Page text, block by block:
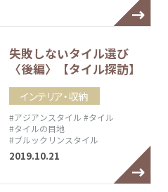
失敗しないタイル選び
〈後編〉【タイル探訪】
インテリア・収納
#アジアンスタイル #タイル
#タイルの目地
#ブルックリンスタイル
2019.10.21